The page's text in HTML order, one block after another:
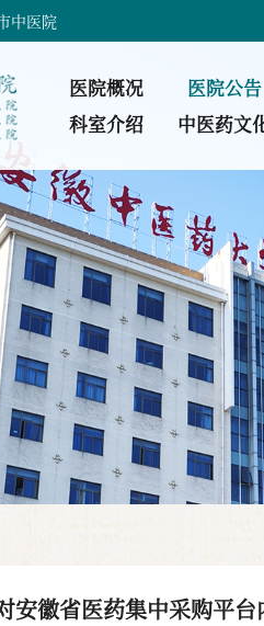
中医院
医院概况 医院公告
科室介绍
中医药文
安徽省医药集中采购平